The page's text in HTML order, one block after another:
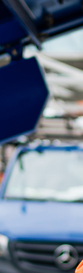
Center der
aller